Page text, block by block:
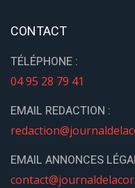
CONTACT
TÉLÉPHONE :
04 95 28 79 41
EMAIL REDACTION :
EMAIL ANNONCES